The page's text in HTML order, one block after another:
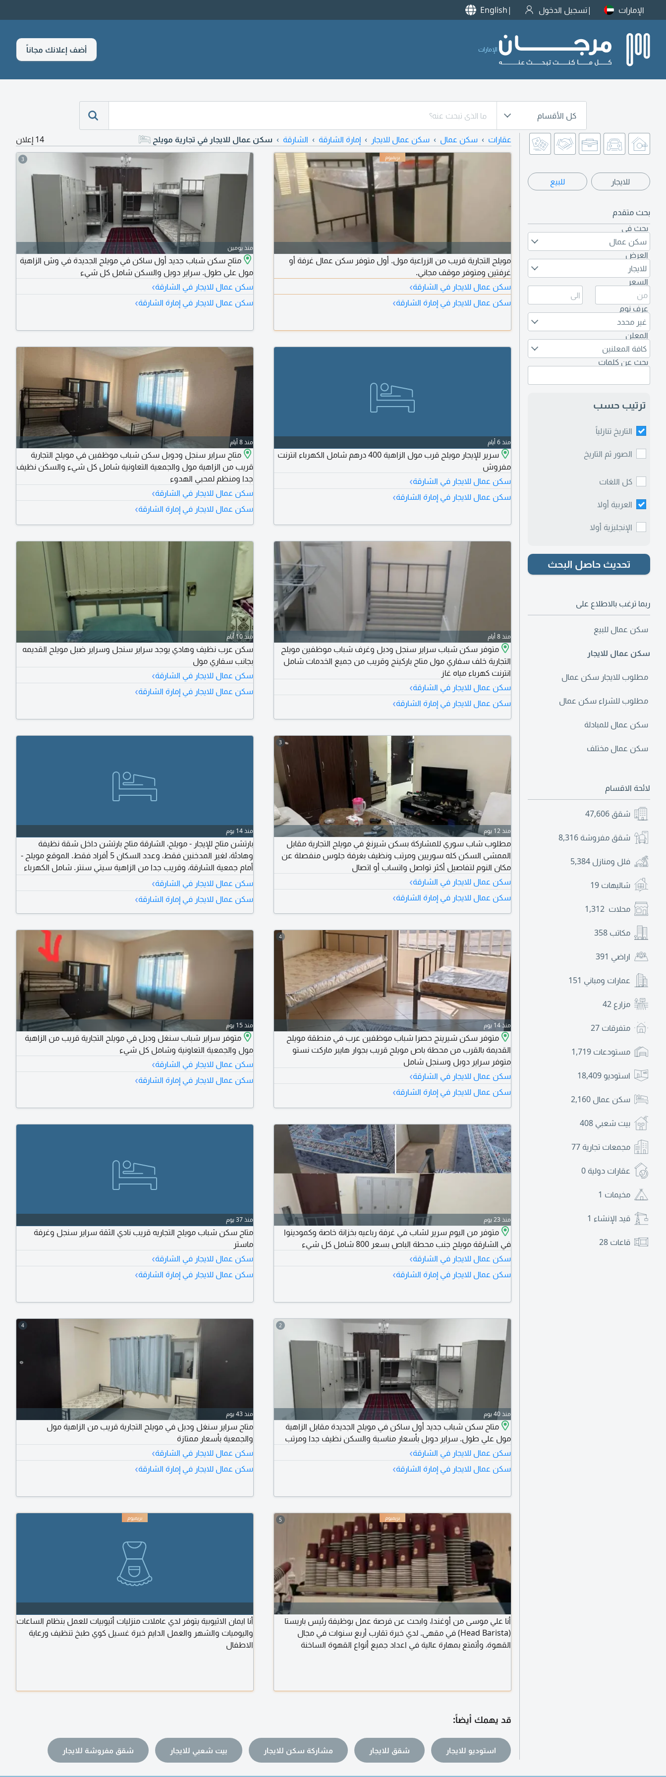
الإمارات تسجيل الدخول English
الإمارات أضف إعلانك مجاناً
كل الأقسام
للايجار للبيع
بحث متقدم
بحث في
سكن عمال
العرض
للايجار
السعر
عرف نوم
غير محدد
المعلن
كافة المعلنين
بحث عن كلمات
ترتيب حسب
التاريخ تنازلياً
الصور ثم التاريخ
كل اللغات
العربية أولا
الإنجليزية أولا
تحديث حاصل البحث
ربما ترغب بالاطلاع على
سكن عمال للبيع
سكن عمال للايجار
مطلوب للايجار سكن عمال
مطلوب للشراء سكن عمال
سكن عمال للمبادلة
سكن عمال مختلف
لائحة الاقسام
شقق 47,606
شقق مفروشة 8,316
فلل ومنازل 5,384
شاليهات 19
محلات 1,312
مكاتب 358
اراضي 391
عمارات ومباني 151
مزارع 42
متفرقات 27
مستودعات 1,719
استوديو 18,409
سكن عمال 2,160
بيت شعبي 408
مجمعات تجارية 77
عقارات دولية 0
مخيمات 1
قيد الإنشاء 1
قاعات 28
عقارات سكن عمال سكن عمال للايجار إمارة الشارقة الشارقة سكن عمال للايجار في تجارية مويلح 14 إعلان
مويلح التجارية قريب من الزراعية مول. أول متوفر سكن عمال غرفة أو
غرفتين ومتوفر موقف مجاني.
سكن عمال للايجار في الشارقة›
سكن عمال للايجار في إمارة الشارقة›
3
منذ يومين
متاح سكن شباب جديد أول ساكن في مويلح الجديدة في وش الزاهية
مول على طول. سراير دوبل والسكن شامل كل شيء
سكن عمال للايجار في الشارقة›
سكن عمال للايجار في إمارة الشارقة›
منذ 6 أيام
سرير للإيجار مويلح قرب مول الزاهية 400 درهم شامل الكهرباء انترنت
مفروش
سكن عمال للايجار في الشارقة›
سكن عمال للايجار في إمارة الشارقة›
منذ 8 أيام
متاح سراير سنجل ودوبل سكن شباب موظفين في مويلح التجارية
قريب من الزاهية مول والجمعية التعاونية شامل كل شيء والسكن نظيف
جدا ومنظم لمحبي الهدوء
سكن عمال للايجار في الشارقة›
سكن عمال للايجار في إمارة الشارقة›
منذ 8 أيام
متوفر سكن شباب سراير سنجل ودبل وغرف شباب موظفين مويلح
التجارية خلف سفاري مول متاح باركينج وقريب من جميع الخدمات شامل
انترنت كهرباء مياه غاز
سكن عمال للايجار في الشارقة›
سكن عمال للايجار في إمارة الشارقة›
منذ 10 أيام
سكن عرب نظيف وهادي يوجد سراير سنجل وسراير ضبل مويلح القديمه
بجانب سفاري مول
سكن عمال للايجار في الشارقة›
سكن عمال للايجار في إمارة الشارقة›
3
منذ 12 يوم
مطلوب شاب سوري للمشاركة بسكن شيرنغ في مويلح التجارية مقابل
الممشى السكن كله سوريين ومرتب ونظيف بغرفة جلوس منفصلة عن
مكان النوم لتفاصيل أكثر تواصل واتساب أو اتصال
سكن عمال للايجار في الشارقة›
سكن عمال للايجار في إمارة الشارقة›
منذ 14 يوم
بارتشن متاح للإيجار - مويلح، الشارقة متاح بارتشن داخل شقة نظيفة
وهادئة، لغير المدخنين فقط، وعدد السكان 5 أفراد فقط. الموقع مويلح -
أمام جمعية الشارقة، وقريب جدا من الزاهية سيتي سنتر. شامل الكهرباء
الانترنت الغاز للتواصل والاستفسار
سكن عمال للايجار في الشارقة›
سكن عمال للايجار في إمارة الشارقة›
4
منذ 14 يوم
متوفر سكن شيرينج حصرا شباب موظفين عرب في منطقة مويلح
القديمة بالقرب من محطة باص مويلح قريب بجوار هايبر ماركت نستو
متوفر سراير دوبل وسنجل شامل
سكن عمال للايجار في الشارقة›
سكن عمال للايجار في إمارة الشارقة›
منذ 15 يوم
متوفر سراير شباب سنغل ودبل في مويلح التجارية قريب من الزاهية
مول والجمعية التعاونية وشامل كل شيء
سكن عمال للايجار في الشارقة›
سكن عمال للايجار في إمارة الشارقة›
منذ 23 يوم
متوفر من اليوم سرير لشاب في غرفة رباعيه بخزانة خاصة وكمودينوا
في الشارقة مويلح جنب محطة الباص بسعر 800 شامل كل شيء
سكن عمال للايجار في الشارقة›
سكن عمال للايجار في إمارة الشارقة›
منذ 37 يوم
متاح سكن شباب مويلح التجاريه قريب نادي الثقة سراير سنجل وغرفة
ماستر
سكن عمال للايجار في الشارقة›
سكن عمال للايجار في إمارة الشارقة›
2
منذ 40 يوم
متاح سكن شباب جديد أول ساكن في مويلح الجديدة مقابل الزاهية
مول علي طول. سراير دوبل بأسعار مناسبة والسكن نظيف جدا ومرتب
سكن عمال للايجار في الشارقة›
سكن عمال للايجار في إمارة الشارقة›
4
منذ 43 يوم
متاح سراير سنغل ودبل في مويلح التجارية قريب من الزاهية مول
والجمعية بأسعار ممتازة
سكن عمال للايجار في الشارقة›
سكن عمال للايجار في إمارة الشارقة›
5
أنا علي موسى من أوغندا، وابحث عن فرصة عمل بوظيفة رئيس باريستا
(Head Barista) في مقهى. لدي خبرة تقارب أربع سنوات في مجال
القهوة، وأتمتع بمهارة عالية في اعداد جميع أنواع القهوة الساخنة
أنا ايمان الاثيوبية يتوفر لدي عاملات منزليات أثيوبيات للعمل بنظام الساعات
واليوميات والشهر والعمل الدايم خبرة غسيل كوي طبخ تنظيف ورعاية
الاطفال
قد يهمك أيضاً:
استوديو للايجار شقق للايجار مشاركة سكن للايجار بيت شعبي للايجار شقق مفروشة للايجار